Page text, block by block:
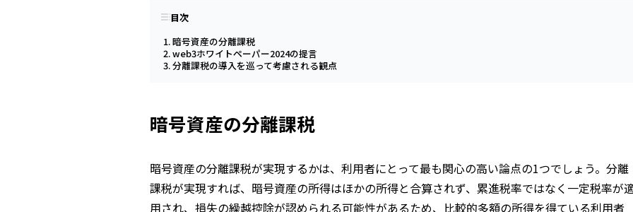
目次
暗号資産の分離課税
web3ホワイトペーパー2024の提言
分離課税の導入を巡って考慮される観点
暗号資産の分離課税
暗号資産の分離課税が実現するかは、利用者にとって最も関心の高い論点の1つでしょう。分離
課税が実現すれば、暗号資産の所得はほかの所得と合算されず、累進税率ではなく一定税率が
用され、損失の繰越控除が認められる可能性があるため、比較的多額の所得を得ている利用者